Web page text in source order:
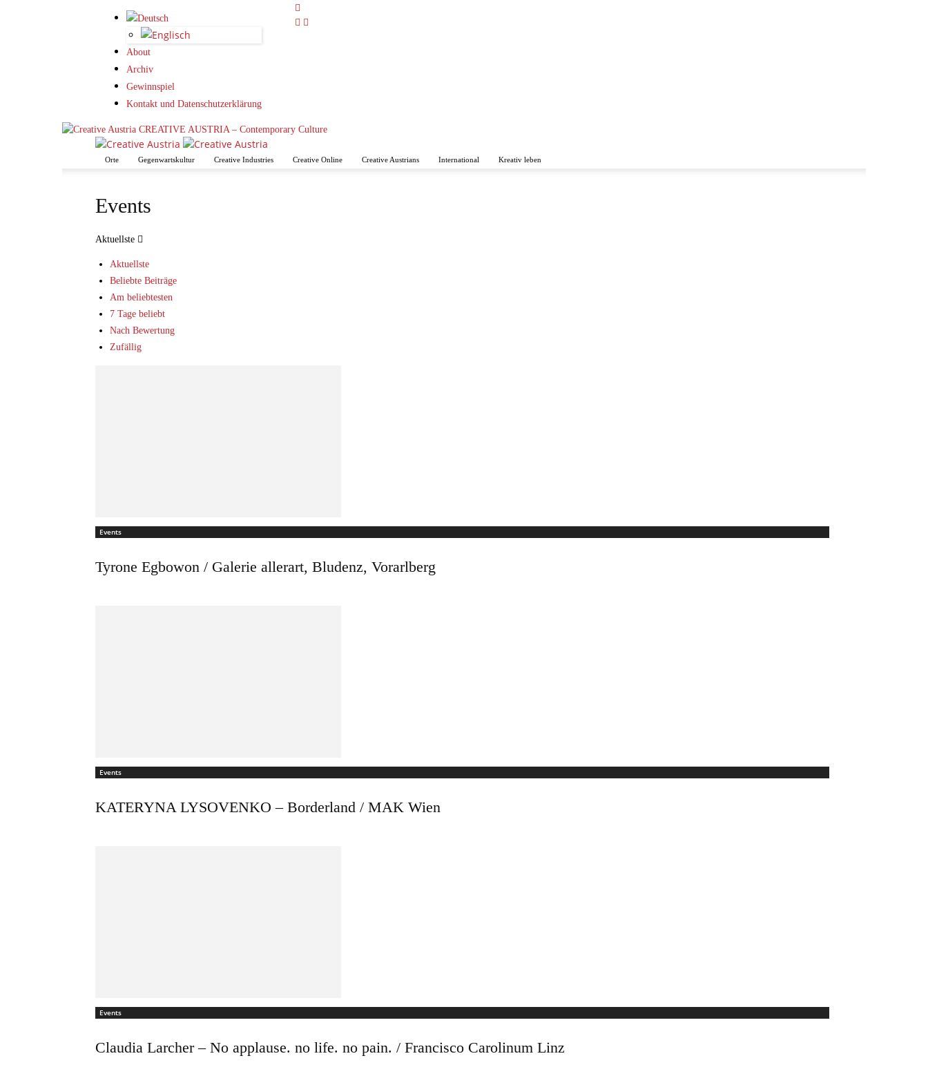
About
Archiv
Gewinnspiel
Kontakt und Datenschutzerklärung
CREATIVE AUSTRIA – Contemporary Culture
Orte Gegenwartskultur Creative Industries Creative Online Creative Austrians International Kreativ leben
Events
Aktuellste
Aktuellste
Beliebte Beiträge
Am beliebtesten
7 Tage beliebt
Nach Bewertung
Zufällig
Events
Tyrone Egbowon / Galerie allerart, Bludenz, Vorarlberg
Events
KATERYNA LYSOVENKO – Borderland / MAK Wien
Events
Claudia Larcher – No applause. no life. no pain. / Francisco Carolinum Linz